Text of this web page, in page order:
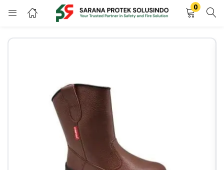
0
LOGIN REGISTER
Remember me